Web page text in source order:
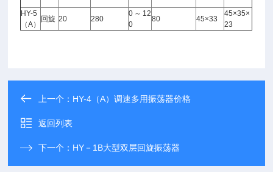
HY-5
（A）
回旋 20 280
0～12
0
80 45×33
45×35×
23
上一个： HY-4（A）调速多用振荡器价格
返回列表
下一个： HY－1B大型双层回旋振荡器